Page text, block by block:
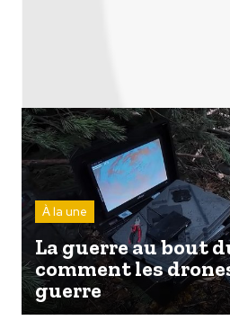
À la une
La guerre au bout
comment les
guerre